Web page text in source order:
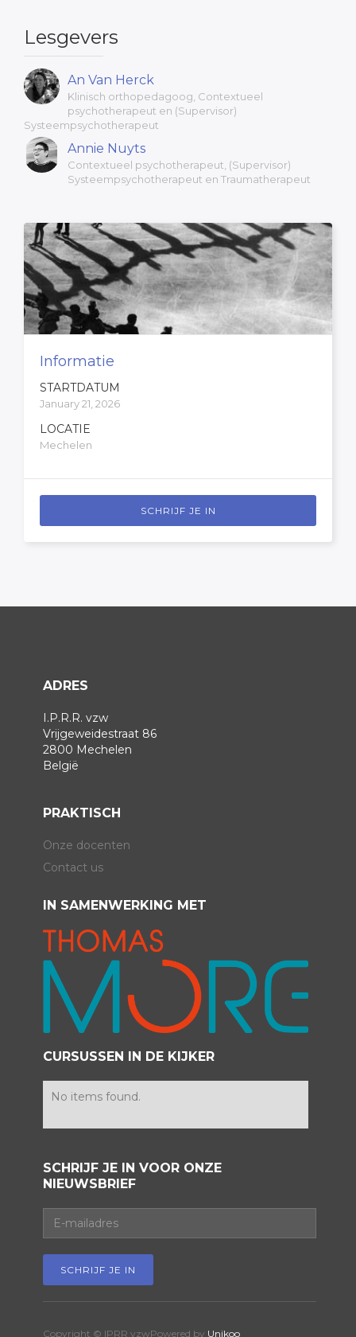
Lesgevers
An Van Herck
Klinisch orthopedagoog, Contextueel
psychotherapeut en (Supervisor)
Systeempsychotherapeut
Annie Nuyts
Contextueel psychotherapeut, (Supervisor)
Systeempsychotherapeut en Traumatherapeut
Informatie
STARTDATUM
January 21, 2026
LOCATIE
Mechelen
SCHRIJF JE IN
ADRES
I.P.R.R. vzw
Vrijgeweidestraat 86
2800 Mechelen
België
PRAKTISCH
Onze docenten
Contact us
IN SAMENWERKING MET
CURSUSSEN IN DE KIJKER
No items found.
SCHRIJF JE IN VOOR ONZE
NIEUWSBRIEF
Copyright © IPRR vzwPowered by Unikoo